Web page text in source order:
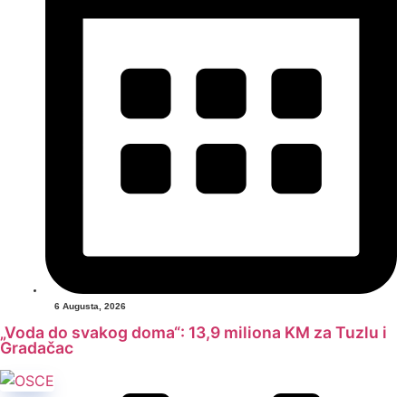
6 Augusta, 2026
„Voda do svakog doma“: 13,9 miliona KM za Tuzlu i
Gradačac